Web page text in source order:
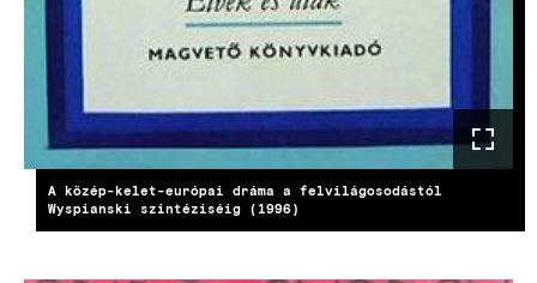
A közép-kelet-európai dráma a felvilágosodástól
Wyspianski szintéziséig (1996)